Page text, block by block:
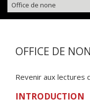
Office de none
OFFICE DE
Revenir aux lectures
INTRODUCTION